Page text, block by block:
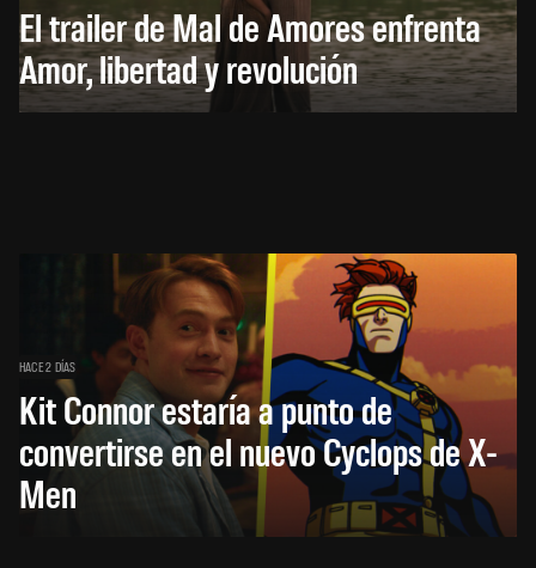
El trailer de Mal de Amores enfrenta
Amor, libertad y revolución
HACE 2 DÍAS
Kit Connor estaría a punto de
convertirse en el nuevo Cyclops de X-
Men